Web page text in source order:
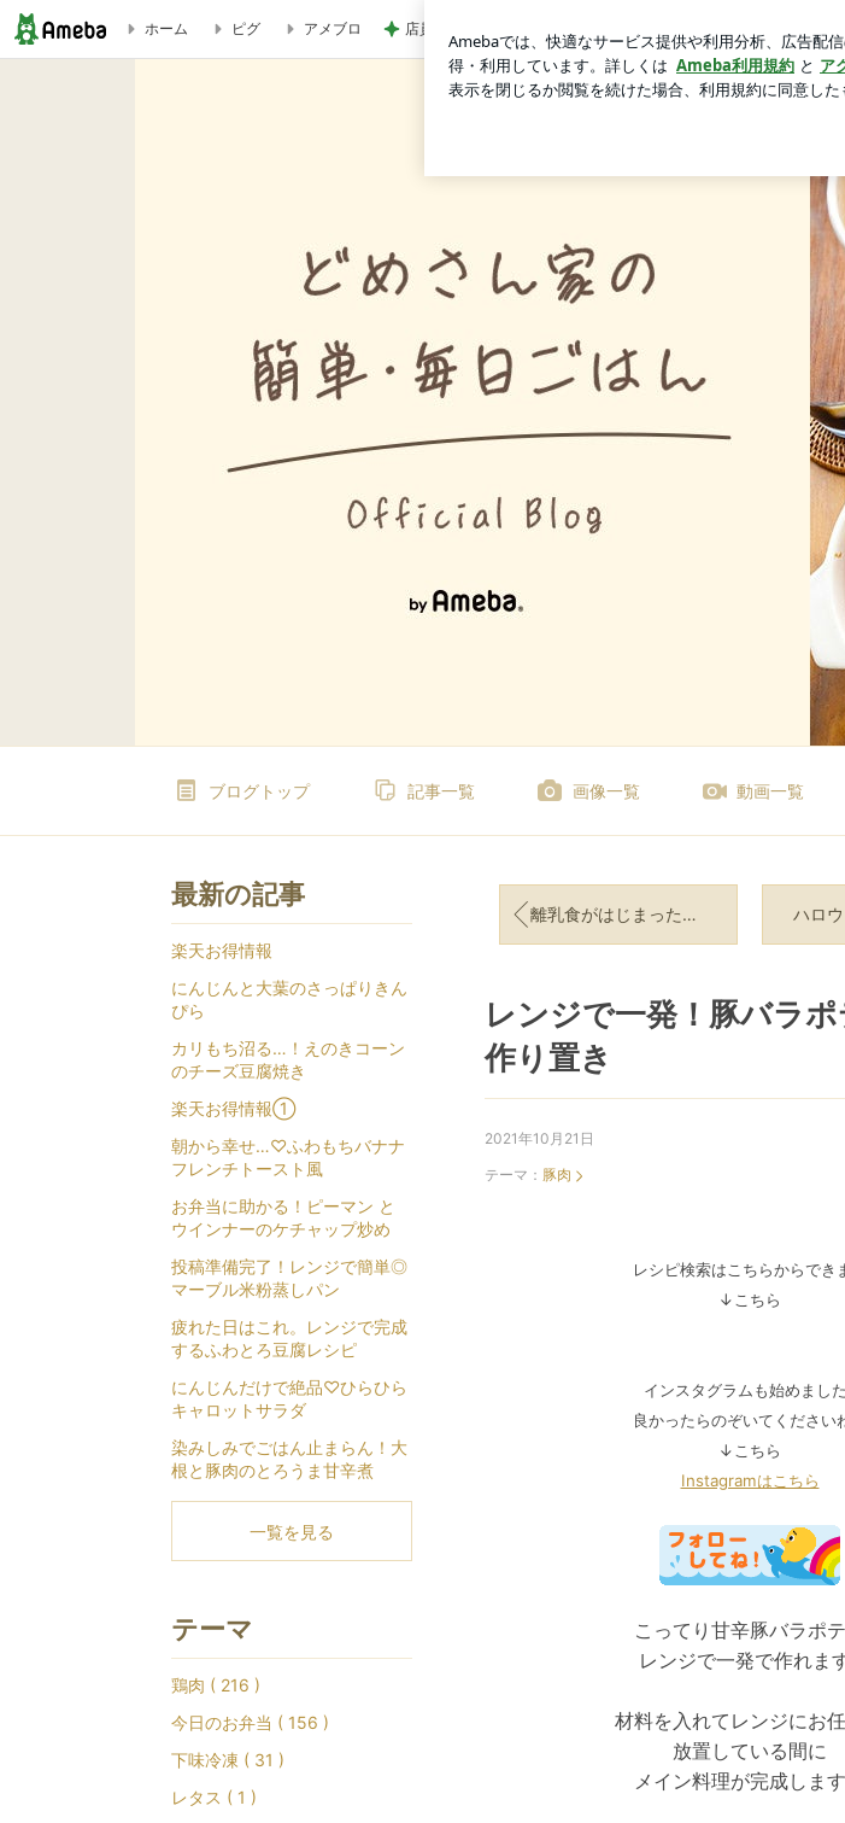
レンジで一発！豚バラポテト#簡単#作り置き | どめさんオフィシャルブログ「どめさん家の簡
ホーム ピグ アメブロ 店員に感謝したリップの色味間違い
ブログトップ 記事一覧 画像一覧 動画一覧
離乳食がはじまった～！そんなときの救世主！
レンジで一発！豚バラ
作り置き
2021年10月21日
テーマ： 豚肉
レシピ検索はこちらからでき
↓こちら
インスタグラムも始めまし
良かったらのぞいてください
↓こちら
Instagramはこちら
こってり甘辛豚バラポ
レンジで一発で作れま
材料を入れてレンジにお
放置している間に
メイン料理が完成しま
最新の記事
楽天お得情報
にんじんと大葉のさっぱりきん
ぴら
カリもち沼る…！えのきコーン
のチーズ豆腐焼き
楽天お得情報①
朝から幸せ…♡ふわもちバナナ
フレンチトースト風
お弁当に助かる！ピーマン と
ウインナーのケチャップ炒め
投稿準備完了！レンジで簡単◎
マーブル米粉蒸しパン
疲れた日はこれ。レンジで完成
するふわとろ豆腐レシピ
にんじんだけで絶品♡ひらひら
キャロットサラダ
染みしみでごはん止まらん！大
根と豚肉のとろうま甘辛煮
一覧を見る
テーマ
鶏肉 ( 216 )
今日のお弁当 ( 156 )
下味冷凍 ( 31 )
レタス ( 1 )